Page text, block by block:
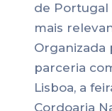
de Portugal
mais
Organizada
parceria
Lisboa, a
Cordoaria